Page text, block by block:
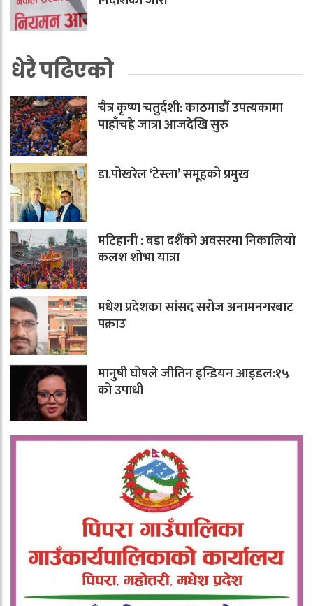
धेरै पढिएको
चैत्र कृष्ण चतुर्दशी: काठमाडौँ उपत्यकामा
पाहाँचह्रे जात्रा आजदेखि सुरु
डा.पोखरेल ‘टेस्ला’ समूहको प्रमुख
मटिहानी : बडा दशैँको अवसरमा निकालियो
कलश शोभा यात्रा
मधेश प्रदेशका सांसद सरोज अनामनगरबाट
पक्राउ
मानुषी घोषले जीतिन इन्डियन आइडल:१५
को उपाधी